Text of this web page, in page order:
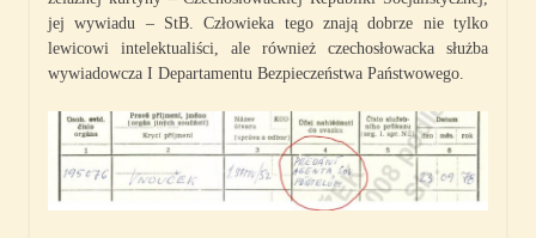
jej wywiadu – StB. Człowieka tego znają dobrze nie tylko
lewicowi intelektualiści, ale również czechosłowacka służba
wywiadowcza I Departamentu Bezpieczeństwa Państwowego.